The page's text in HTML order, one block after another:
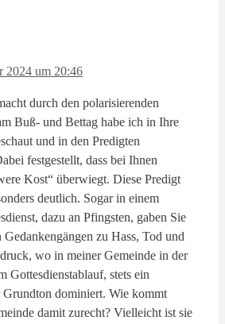
2024 um 20:46
durch den polarisierenden
Buß- und Bettag habe ich in Ihre
und in den Predigten
festgestellt, dass bei Ihnen
Kost“ überwiegt. Diese Predigt
deutlich. Sogar in einem
dazu an Pfingsten, gaben Sie
Gedankengängen zu Hass, Tod und
wo in meiner Gemeinde in der
Gottesdienstablauf, stets ein
Grundton dominiert. Wie kommt
damit zurecht? Vielleicht ist sie